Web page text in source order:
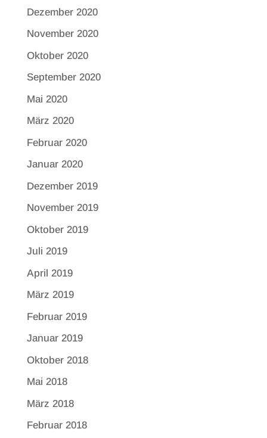
Dezember 2020
November 2020
Oktober 2020
September 2020
Mai 2020
März 2020
Februar 2020
Januar 2020
Dezember 2019
November 2019
Oktober 2019
Juli 2019
April 2019
März 2019
Februar 2019
Januar 2019
Oktober 2018
Mai 2018
März 2018
Februar 2018